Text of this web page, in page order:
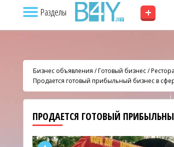
Разделы +
Бизнес объявления /Готовый бизнес/
Продается готовый прибыльный бизнес в
ПРОДАЕТСЯ ГОТОВЫЙ